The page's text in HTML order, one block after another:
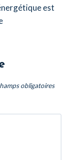
est
obligatoires